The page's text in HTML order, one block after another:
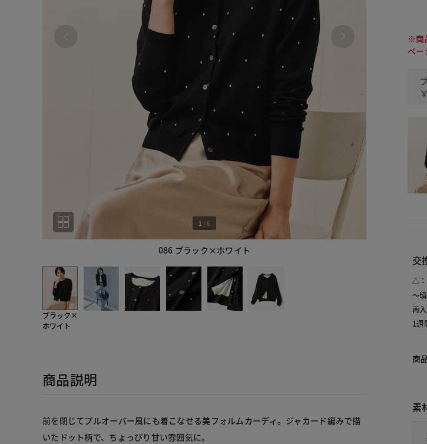
086 ブラック×ホワイト
1 | 6
ブラック×
ホワイト
商品説明
前を閉じてプルオーバー風にも着こなせる美フォルムカーディ。ジャカード編みで描
いたドット柄で、ちょっぴり甘い雰囲気に。
※商
ペー
交
△：
～
再
1週
商
素